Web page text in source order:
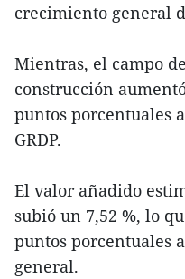
crecimiento general
Mientras, el campo
construcción
puntos porcentuales
GRDP.
El valor añadido
subió un 7,52 %, lo
puntos porcentuales
general.